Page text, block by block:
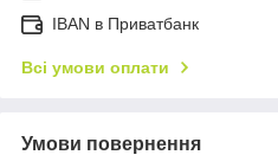
IBAN в Приватбанк
Всі умови оплати
Умови повернення